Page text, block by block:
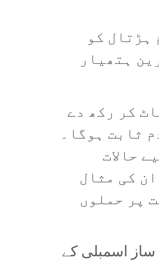
ہڑتال کو
ہتھیار
کر رکھ دے
ثابت ہوگا۔
حالات
کی مثال
پر حملوں
ساز اسمبلی کے